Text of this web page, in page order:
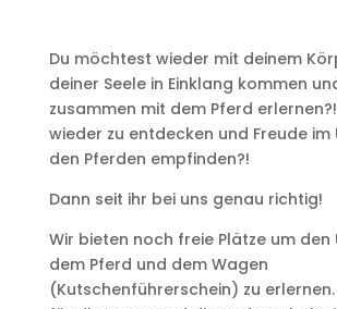
Du möchtest wieder mit deinem
deiner Seele in Einklang kommen
zusammen mit dem Pferd
wieder zu entdecken und Freude
den Pferden empfinden?!
Dann seit ihr bei uns genau richtig!
Wir bieten noch freie Plätze um den
dem Pferd und dem Wagen
(Kutschenführerschein) zu